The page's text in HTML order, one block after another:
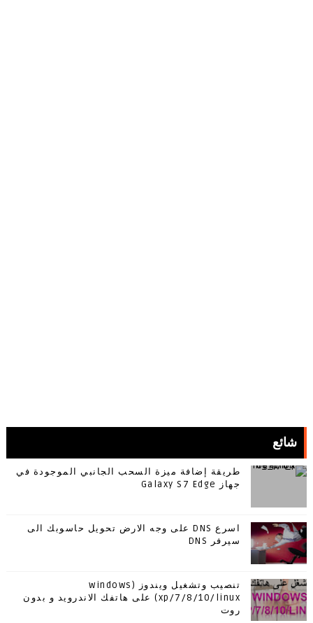
شائع
طريقة إضافة ميزة السحب الجانبي الموجودة في
جهاز Galaxy S7 Edge
اسرع DNS على وجه الارض تحويل حاسوبك الى
سيرفر DNS
تنصيب وتشغيل ويندوز (windows
xp/7/8/10/linux) على هاتفك الاندرويد و بدون
روت